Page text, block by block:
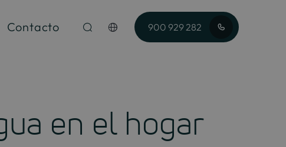
Contacto 900 929 282
en el hogar